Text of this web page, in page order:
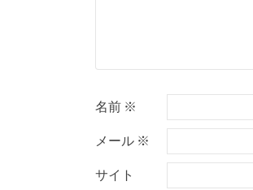
名前 ※
メール ※
サイト